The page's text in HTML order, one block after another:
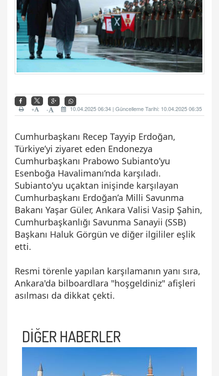
10.04.2025 06:34 | Güncelleme Tarihi: 10.04.2025 06:35
-
+
Cumhurbaşkanı Recep Tayyip Erdoğan,
Türkiye’yi ziyaret eden Endonezya
Cumhurbaşkanı Prabowo Subianto’yu
Esenboğa Havalimanı’nda karşıladı.
Subianto’yu uçaktan inişinde karşılayan
Cumhurbaşkanı Erdoğan’a Milli Savunma
Bakanı Yaşar Güler, Ankara Valisi Vasip Şahin,
Cumhurbaşkanlığı Savunma Sanayii (SSB)
Başkanı Haluk Görgün ve diğer ilgililer eşlik
etti.
Resmi törenle yapılan karşılamanın yanı sıra,
Ankara'da bilboardlara "hoşgeldiniz" afişleri
asılması da dikkat çekti.
DİĞER HABERLER